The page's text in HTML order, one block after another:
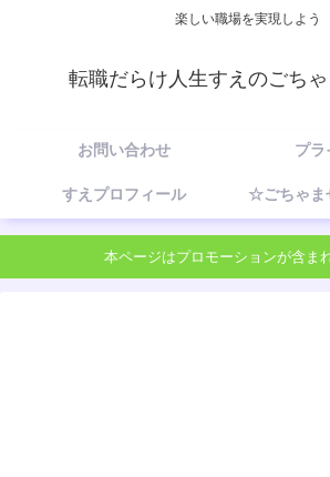
楽しい職場を実現しよう
転職だらけ人生すえのごち
お問い合わせ プラ
すえプロフィール ☆ごちゃ
本ページはプロモーションが含ま